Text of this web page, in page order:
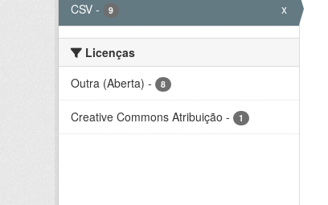
CSV - 9 x
Licenças
Outra (Aberta) - 8
Creative Commons Atribuição - 1